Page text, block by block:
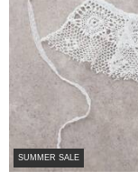
SUMMER SALE